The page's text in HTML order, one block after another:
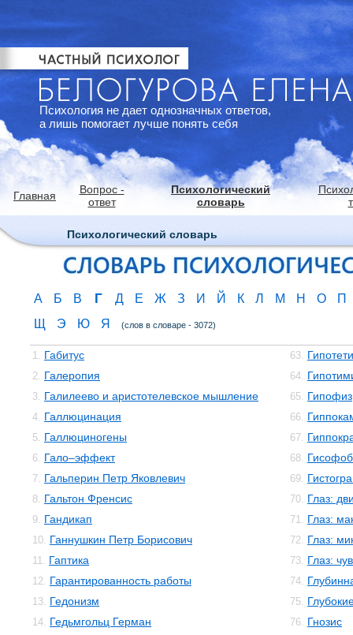
Психология не дает однозначных ответов,
а лишь помогает лучше понять себя
Главная
Вопрос -
ответ
Психологический
словарь
Психологический словарь
А Б В Г Д Е Ж З И Й К Л М Н О
П
Щ
Э Ю Я (слов в словаре - 3072)
1. Габитус
2. Галеропия
3. Галилеево и аристотелевское мышление
4. Галлюцинация
5. Галлюциногены
6. Гало–эффект
7. Гальперин Петр Яковлевич
8. Гальтон Френсис
9. Гандикап
10. Ганнушкин Петр Борисович
11. Гаптика
12. Гарантированность работы
13. Гедонизм
14. Гедьмгольц Герман
63.
64.
65. Гипофиз
66.
67.
68.
69.
70. Глаз:
71. Глаз:
72. Глаз:
73. Глаз:
74.
75.
76. Гнозис